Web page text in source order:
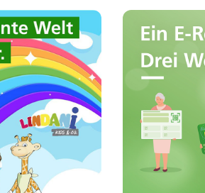
Welt für
Tolle
Rezepte
mehr!
Hier
zum E-